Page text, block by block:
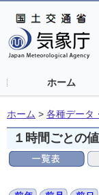
ホーム
ホーム > 各種データ
１時間ごとの値